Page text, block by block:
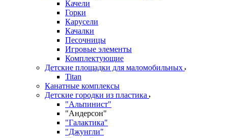
Качели
Горки
Карусели
Качалки
Песочницы
Игровые элементы
Комплектующие
Детские площадки для маломобильных
Titan
Канатные комплексы
Детские городки из пластика
"Альпинист"
"Андерсон"
"Галактика"
"Джунгли"